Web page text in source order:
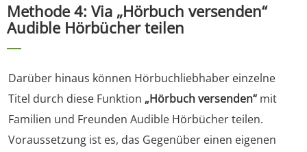
Methode 4: Via „Hörbuch versenden“
Audible Hörbücher teilen
Darüber hinaus können Hörbuchliebhaber einzelne
Titel durch diese Funktion „Hörbuch versenden“ mit
Familien und Freunden Audible Hörbücher teilen.
Voraussetzung ist es, das Gegenüber einen eigenen